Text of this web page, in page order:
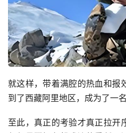
就这样，带着满腔的热血和报
到了西藏阿里地区，成为了一
至此，真正的考验才真正拉开